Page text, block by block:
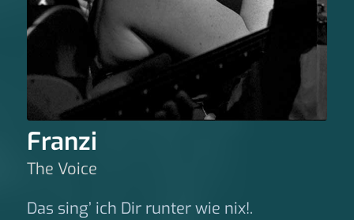
Franzi
The Voice
Das sing’ ich Dir runter wie nix!.